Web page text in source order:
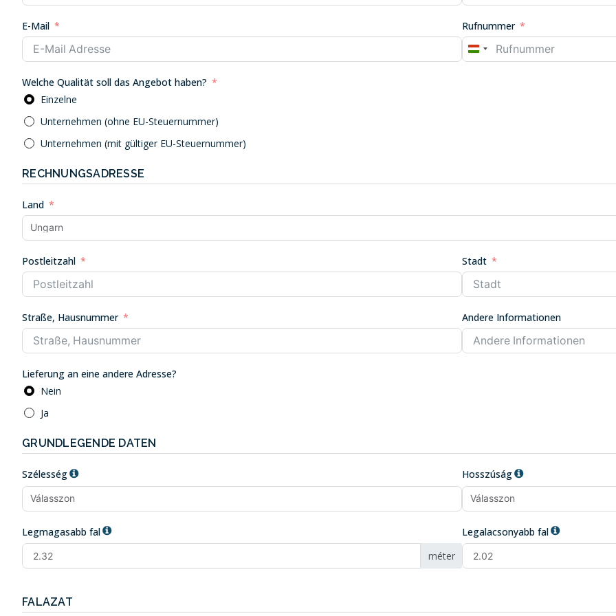
E-Mail
Rufnummer
HUNGARY
+36
Welche Qualität soll das Angebot haben?
Einzelne
Unternehmen (ohne EU-Steuernummer)
Unternehmen (mit gültiger EU-Steuernummer)
RECHNUNGSADRESSE
Land
Postleitzahl Stadt
Straße, Hausnummer Andere Informationen
Lieferung an eine andere Adresse?
Nein
Ja
GRUNDLEGENDE DATEN
Szélesség Hosszúság
Legmagasabb fal
méter
Legalacsonyabb fal
FALAZAT